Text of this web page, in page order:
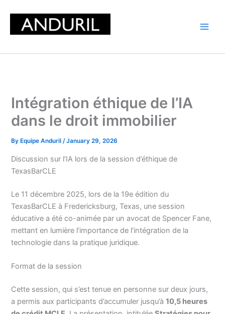
content
Intégration éthique de l’IA
dans le droit immobilier
By Equipe Anduril/January 29, 2026
Discussion sur l’IA lors de la session d’éthique de
TexasBarCLE
Le 11 décembre 2025, lors de la 19e édition du
TexasBarCLE à Fredericksburg, Texas, une session
éducative a été co-animée par un avocat de Spencer Fane,
mettant en lumière l’importance de l’intégration de la
technologie dans la pratique juridique.
Format de la session
Cette session, qui s’est tenue en personne sur deux jours,
a permis aux participants d’accumuler jusqu’à10,5 heures